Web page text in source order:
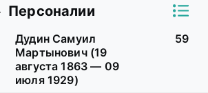
Персоналии
Дудин Самуил
Мартынович (19
августа 1863 — 09
июля 1929)
59